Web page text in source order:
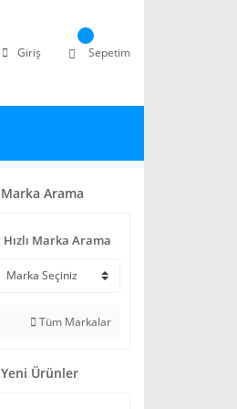
Giriş Sepetim
Marka Arama
Hızlı Marka Arama
Tüm Markalar
Yeni Ürünler